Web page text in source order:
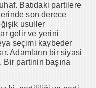
Batıdaki partilere
son derece
usuller
gelir ve yerini
seçimi kaybeder
Adamların bir siyasi
Bir partinin başına